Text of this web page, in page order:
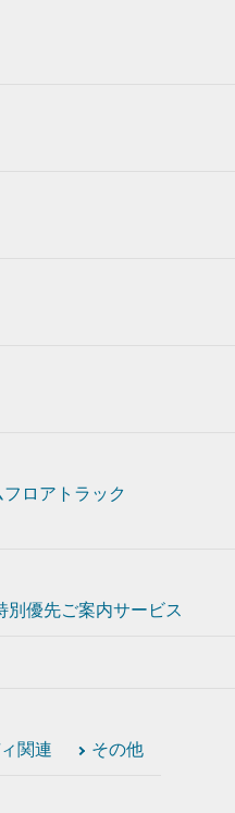
フロアトラック
別優先ご案内サービス
関連 その他